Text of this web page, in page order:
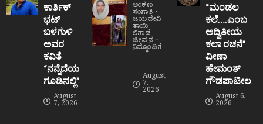
ಕಾರ್ತಿಕ್
ಭಟ್
ಬಳಗುಳಿ
ಅವರ
ಕವಿತೆ
“ನನ್ನೆದೆಯ
ಗೂಡಿನಲ್ಲಿ”
August
7, 2026
ಅಂಕಣ
ಸಂಗಾತಿ
ಜಯದೇವಿ
ತಾಯಿ
ಲಿಗಾಡೆ
ಜೀವನ
ನಿಮ್ಮೊಂದಿಗೆ
August
7,
2026
“ಮಂಡಲ
ಕಲೆ….ಎಂಬ
ಅದ್ವಿತೀಯ
ಕಲಾ ರಚನೆ”‌
ವೀಣಾ
ಹೇಮಂತ್‌
ಗೌಡಪಾಟೀಲ
August 6,
2026